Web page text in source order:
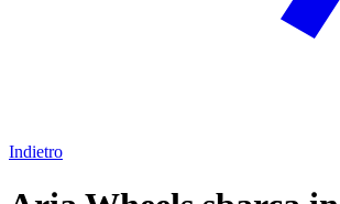
Indietro